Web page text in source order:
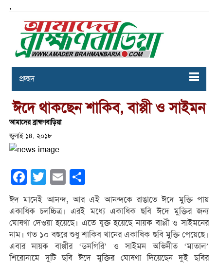
,
প্রচ্ছদ
ঈদে থাকছেন শাকিব, বাপ্পী ও সাইমন
আমাদের ব্রাহ্মণবাড়িয়া
জুলাই ১৪, ২০১৮
Facebook
Twitter Email
ঈদ মানেই আনন্দ, আর এই আনন্দকে রাঙাতে ঈদে মুক্তি পায়
একাধিক চলচ্চিত্র। এরই মধ্যে একাধিক ছবি ঈদে মুক্তির জন্য
ঘোষণা দেওয়া হয়েছে। এতে যুক্ত হয়েছে নায়ক বাপ্পী ও সাইমনের
নাম। গত ১০ বছরে শুধু শাকিব খানের একাধিক ছবি মুক্তি পেয়েছে।
এবার নায়ক বাপ্পীর ‘ডনগিরি’ ও সাইমন অভিনীত ‘মাতাল’
শিরোনামে দুটি ছবি ঈদে মুক্তির ঘোষণা দিয়েছেন দুই ছবির